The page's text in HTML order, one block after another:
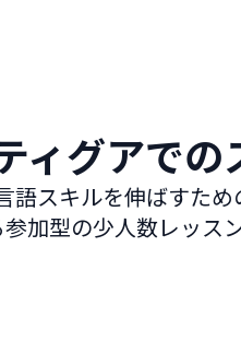
ィグアでの
語スキルを伸ばすた
加型の少人数レッス